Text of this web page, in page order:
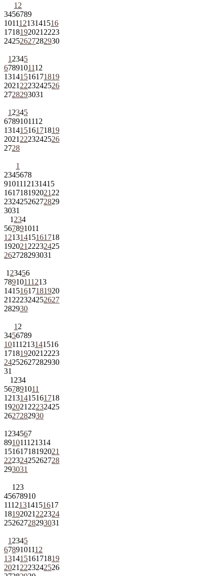
1 2
3456789
10111213141516
1718192021 2223
24252627282930
1 2345
6789101112
13141516171819
2021 2223242526
2728293031
1 2345
6789101112
13141516171819
2021 2223242526
2728
1
2345678
9101112131415
161718192021 22
23242526272829
3031
1 234
567891011
12131415161718
192021 22232425
262728293031
1 23456
78910111213
14151617181920
21 222324252627
282930
1 2
3456789
10111213141516
1718192021 2223
24252627282930
31
1 234
567891011
12131415161718
192021 22232425
2627282930
1 234567
891011121314
15161718192021
22232425262728
293031
1 23
45678910
11121314151617
18192021 222324
25262728293031
1 2345
6789101112
13141516171819
2021 2223242526